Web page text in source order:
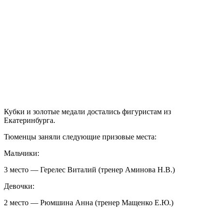
Кубки и золотые медали достались фигуристам из
Екатеринбурга.
Тюменцы заняли следующие призовые места:
Мальчики:
3 место — Герелес Виталий (тренер Аминова Н.В.)
Девочки:
2 место — Рюмшина Анна (тренер Мащенко Е.Ю.)